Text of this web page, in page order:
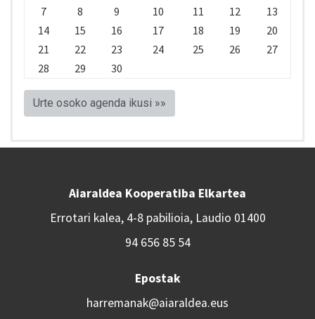
7
8 9 10 11 12
13
14
15 16 17 18 19
20
21
22 23 24 25 26
27
28
29 30
Urte osoko agenda ikusi »»
Aiaraldea Kooperatiba Elkartea
Errotari kalea, 4-8 pabilioia, Laudio 01400
94 656 85 54
Epostak
harremanak@aiaraldea.eus